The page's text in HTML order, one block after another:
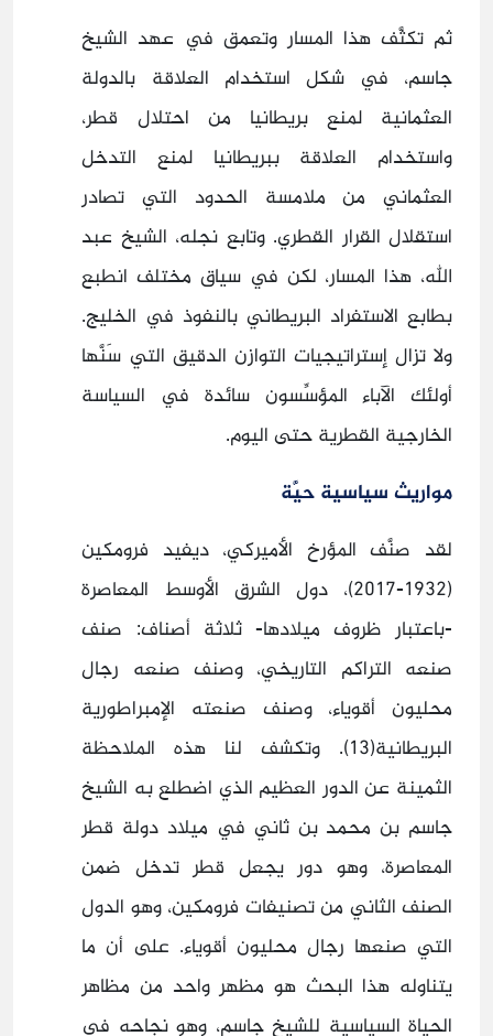
ثم تكثَّف هذا المسار وتعمق في عهد الشيخ
جاسم، في شكل استخدام العلاقة بالدولة
العثمانية لمنع بريطانيا من احتلال قطر،
واستخدام العلاقة ببريطانيا لمنع التدخل
العثماني من ملامسة الحدود التي تصادر
استقلال القرار القطري. وتابع نجله، الشيخ عبد
الله، هذا المسار، لكن في سياق مختلف انطبع
بطابع الاستفراد البريطاني بالنفوذ في الخليج.
ولا تزال إستراتيجيات التوازن الدقيق التي سَنَّها
أولئك الآباء المؤسِّسون سائدة في السياسة
الخارجية القطرية حتى اليوم.
مواريث سياسية حيَّة
لقد صنَّف المؤرخ الأميركي، ديفيد فرومكين
(1932-2017)، دول الشرق الأوسط المعاصرة
-باعتبار ظروف ميلادها- ثلاثة أصناف: صنف
صنعه التراكم التاريخي، وصنف صنعه رجال
محليون أقوياء، وصنف صنعته الإمبراطورية
البريطانية(13). وتكشف لنا هذه الملاحظة
الثمينة عن الدور العظيم الذي اضطلع به الشيخ
جاسم بن محمد بن ثاني في ميلاد دولة قطر
المعاصرة، وهو دور يجعل قطر تدخل ضمن
الصنف الثاني من تصنيفات فرومكين، وهو الدول
التي صنعها رجال محليون أقوياء. على أن ما
يتناوله هذا البحث هو مظهر واحد من مظاهر
الحياة السياسية للشيخ جاسم، وهو نجاحه في